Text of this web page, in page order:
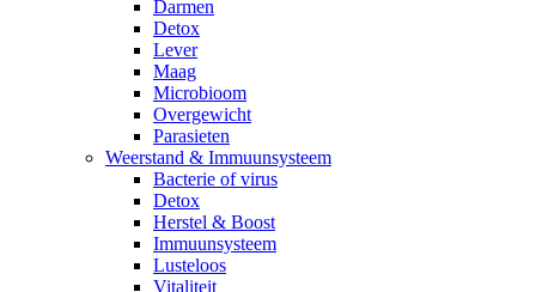
Darmen
Detox
Lever
Maag
Microbioom
Overgewicht
Parasieten
Weerstand & Immuunsysteem
Bacterie of virus
Detox
Herstel & Boost
Immuunsysteem
Lusteloos
Vitaliteit